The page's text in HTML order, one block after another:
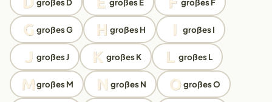
großes D großes E großes F
großes G großes H großes I
großes J großes K großes L
großes M großes N großes O